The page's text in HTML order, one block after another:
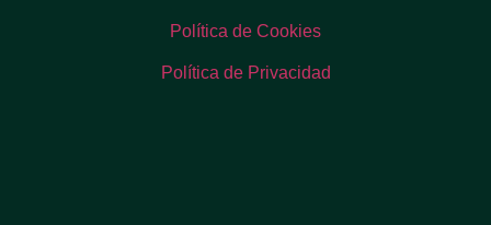
Política de Cookies
Política de Privacidad